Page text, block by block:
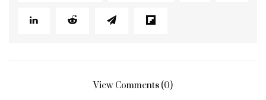
View Comments (0)